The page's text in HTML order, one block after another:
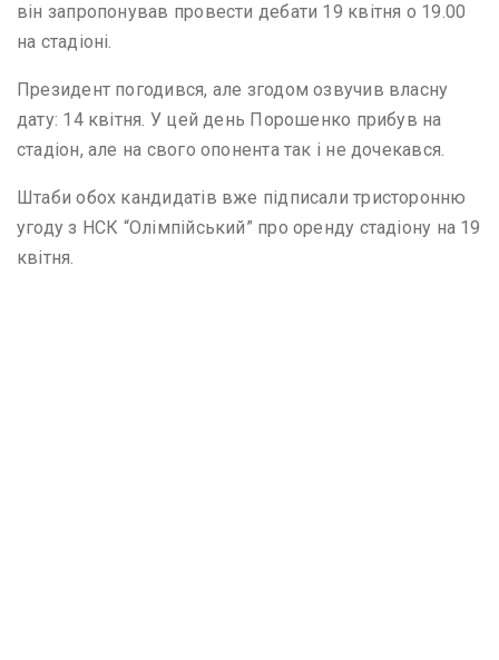
він запропонував провести дебати 19 квітня о 19.00
на стадіоні.
Президент погодився, але згодом озвучив власну
дату: 14 квітня. У цей день Порошенко прибув на
стадіон, але на свого опонента так і не дочекався.
Штаби обох кандидатів вже підписали тристоронню
угоду з НСК “Олімпійський” про оренду стадіону на 19
квітня.